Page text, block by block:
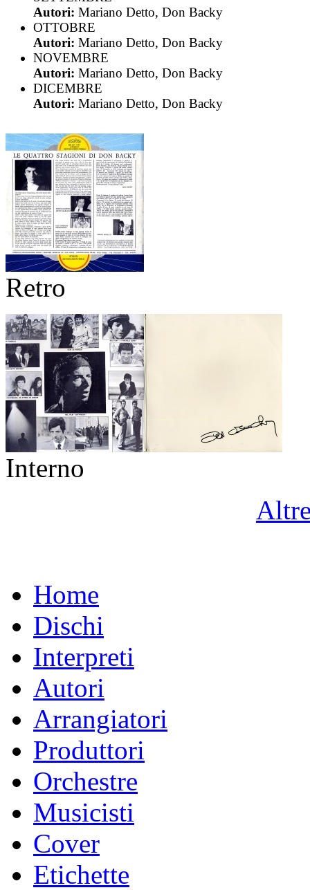
Autori: Mariano Detto, Don Backy
OTTOBRE
Autori: Mariano Detto, Don Backy
NOVEMBRE
Autori: Mariano Detto, Don Backy
DICEMBRE
Autori: Mariano Detto, Don Backy
Retro
Interno
Home
Dischi
Interpreti
Autori
Arrangiatori
Produttori
Orchestre
Musicisti
Cover
Etichette